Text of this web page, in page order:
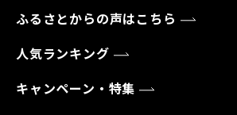
ふるさとからの声はこちら
人気ランキング
キャンペーン・特集